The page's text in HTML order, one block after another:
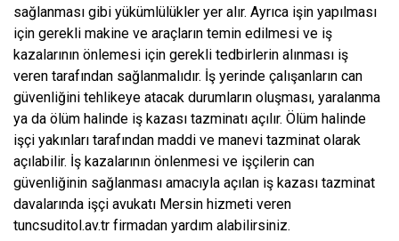
sağlanması gibi yükümlülükler yer alır. Ayrıca işin yapılması
için gerekli makine ve araçların temin edilmesi ve iş
kazalarının önlemesi için gerekli tedbirlerin alınması iş
veren tarafından sağlanmalıdır. İş yerinde çalışanların can
güvenliğini tehlikeye atacak durumların oluşması, yaralanma
ya da ölüm halinde iş kazası tazminatı açılır. Ölüm halinde
işçi yakınları tarafından maddi ve manevi tazminat olarak
açılabilir. İş kazalarının önlenmesi ve işçilerin can
güvenliğinin sağlanması amacıyla açılan iş kazası tazminat
davalarında işçi avukatı Mersin hizmeti veren
tuncsuditol.av.tr firmadan yardım alabilirsiniz.